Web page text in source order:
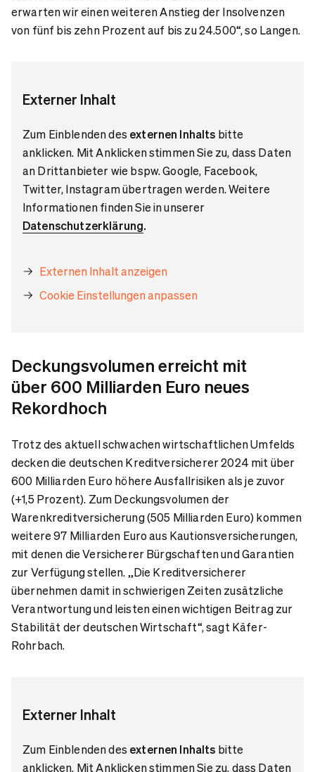
erwarten wir einen weiteren Anstieg der Insolvenzen
von fünf bis zehn Prozent auf bis zu 24.500“, so Langen.
Externer Inhalt
Zum Einblenden des externen Inhalts bitte
anklicken. Mit Anklicken stimmen Sie zu, dass Daten
an Drittanbieter wie bspw. Google, Facebook,
Twitter, Instagram übertragen werden. Weitere
Informationen finden Sie in unserer
Datenschutzerklärung.
Externen Inhalt anzeigen
Cookie Einstellungen anpassen
Deckungsvolumen erreicht mit
über 600 Milliarden Euro neues
Rekordhoch
Trotz des aktuell schwachen wirtschaftlichen Umfelds
decken die deutschen Kreditversicherer 2024 mit über
600 Milliarden Euro höhere Ausfallrisiken als je zuvor
(+1,5 Prozent). Zum Deckungsvolumen der
Warenkreditversicherung (505 Milliarden Euro) kommen
weitere 97 Milliarden Euro aus Kautionsversicherungen,
mit denen die Versicherer Bürgschaften und Garantien
zur Verfügung stellen. „Die Kreditversicherer
übernehmen damit in schwierigen Zeiten zusätzliche
Verantwortung und leisten einen wichtigen Beitrag zur
Stabilität der deutschen Wirtschaft“, sagt Käfer-
Rohrbach.
Externer Inhalt
Zum Einblenden des externen Inhalts bitte
anklicken. Mit Anklicken stimmen Sie zu, dass Daten